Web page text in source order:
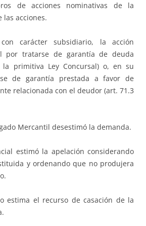
de acciones nominativas de la
las acciones.
carácter subsidiario, la acción
por tratarse de garantía de deuda
primitiva Ley Concursal) o, en su
de garantía prestada a favor de
relacionada con el deudor (art. 71.3
Mercantil desestimó la demanda.
estimó la apelación considerando
y ordenando que no produjera
estima el recurso de casación de la